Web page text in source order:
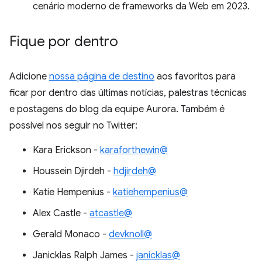
cenário moderno de frameworks da Web em 2023.
Fique por dentro
Adicione nossa página de destino aos favoritos para
ficar por dentro das últimas notícias, palestras técnicas
e postagens do blog da equipe Aurora. Também é
possível nos seguir no Twitter:
Kara Erickson - karaforthewin@
Houssein Djirdeh - hdjirdeh@
Katie Hempenius - katiehempenius@
Alex Castle - atcastle@
Gerald Monaco - devknoll@
Janicklas Ralph James - janicklas@